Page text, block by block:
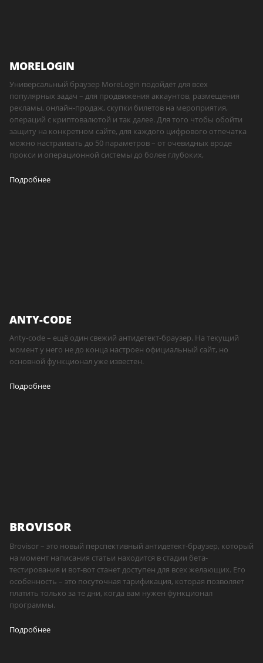
MORELOGIN
Универсальный браузер MoreLogin подойдёт для всех
популярных задач – для продвижения аккаунтов, размещения
рекламы, онлайн-продаж, скупки билетов на мероприятия,
операций с криптовалютой и так далее. Для того чтобы обойти
защиту на конкретном сайте, для каждого цифрового отпечатка
можно настраивать до 50 параметров – от очевидных вроде
прокси и операционной системы до более глубоких,
Подробнее
ANTY-CODE
Anty-code – ещё один свежий антидетект-браузер. На текущий
момент у него не до конца настроен официальный сайт, но
основной функционал уже известен.
Подробнее
BROVISOR
Brovisor – это новый перспективный антидетект-браузер, который
на момент написания статьи находится в стадии бета-
тестирования и вот-вот станет доступен для всех желающих. Его
особенность – это посуточная тарификация, которая позволяет
платить только за те дни, когда вам нужен функционал
программы.
Подробнее